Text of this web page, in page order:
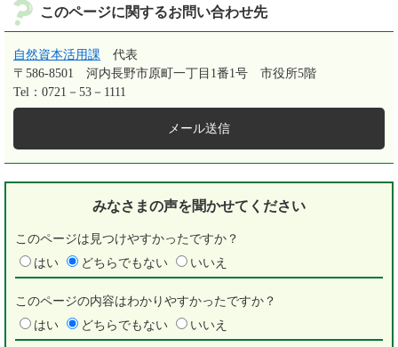
このページに関するお問い合わせ先
自然資本活用課
代表
〒586-8501
河内長野市原町一丁目1番1号 市役所5階
Tel：0721－53－1111
メール送信
みなさまの声を聞かせてください
このページは見つけやすかったですか？
はい
どちらでもない いいえ
このページの内容はわかりやすかったですか？
はい
どちらでもない いいえ